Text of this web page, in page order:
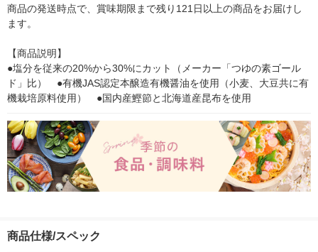
商品の発送時点で、賞味期限まで残り121日以上の商品をお届けし
ます。
【商品説明】
●塩分を従来の20%から30%にカット（メーカー「つゆの素ゴール
ド」比）　●有機JAS認定本醸造有機醤油を使用（小麦、大豆共に有
機栽培原料使用）　●国内産鰹節と北海道産昆布を使用
商品仕様/スペック